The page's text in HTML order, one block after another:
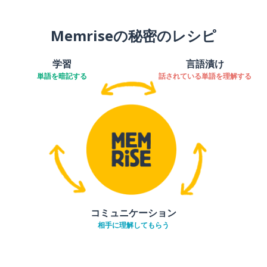
Memriseの秘密のレシピ
学習
単語を暗記する
言語漬け
話されている単語を理解する
コミュニケーション
相手に理解してもらう